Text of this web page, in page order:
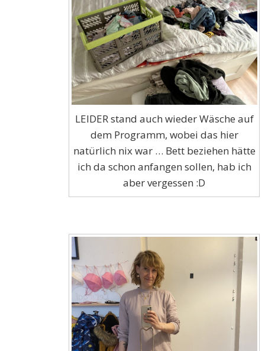
LEIDER stand auch wieder Wäsche auf
dem Programm, wobei das hier
natürlich nix war … Bett beziehen hätte
ich da schon anfangen sollen, hab ich
aber vergessen :D